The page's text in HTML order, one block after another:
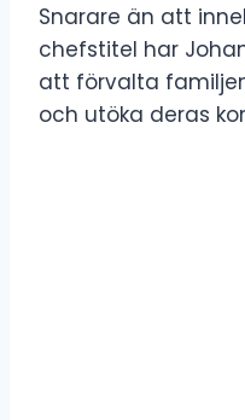
Snarare än att
chefstitel har
att förvalta
och utöka deras